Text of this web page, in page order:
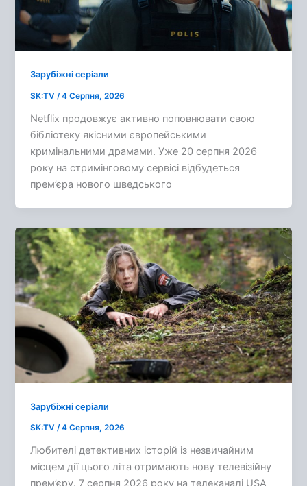
Зарубіжні серіали
SK:TV/4 Серпня, 2026
Netflix продовжує активно поповнювати свою
бібліотеку якісними європейськими
кримінальними драмами. Уже 20 серпня 2026
року на стримінговому сервісі відбудеться
прем’єра нового шведського
Зарубіжні серіали
SK:TV/4 Серпня, 2026
Любителі детективних історій із незвичайним
місцем дії цього літа отримають нову телевізійну
прем’єру. 7 серпня 2026 року на телеканалі USA